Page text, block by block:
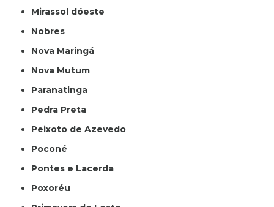
Mirassol dóeste
Nobres
Nova Maringá
Nova Mutum
Paranatinga
Pedra Preta
Peixoto de Azevedo
Poconé
Pontes e Lacerda
Poxoréu